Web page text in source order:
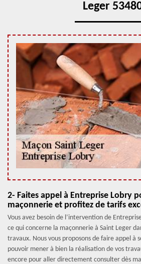
Leger
2- Faites appel à Entreprise Lobry
maçonnerie et profitez de tarifs
Vous avez besoin de l’intervention de
ce qui concerne la maçonnerie à Saint Leger
travaux. Nous vous proposons de faire appel à
pouvoir mener à bien la réalisation de vos
encore pour aller directement consulter dès